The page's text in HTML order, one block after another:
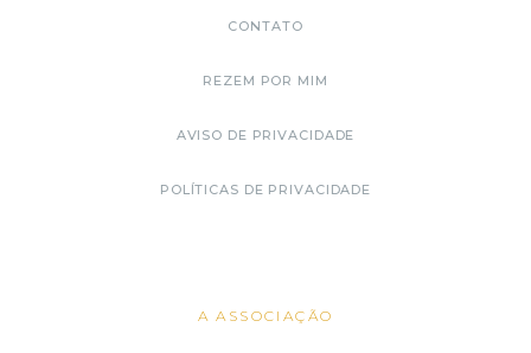
CONTATO
REZEM POR MIM
AVISO DE PRIVACIDADE
POLÍTICAS DE PRIVACIDADE
A ASSOCIAÇÃO